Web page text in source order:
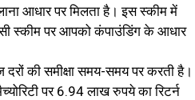
आधार पर मिलता है। इस स्कीम में
स्कीम पर आपको कंपाउंडिंग के आधार
की समीक्षा समय-समय पर करती है।
पर 6.94 लाख रुपये का रिटर्न